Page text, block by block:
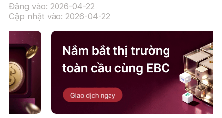
Đăng vào: 2026-04-22
Cập nhật vào: 2026-04-22